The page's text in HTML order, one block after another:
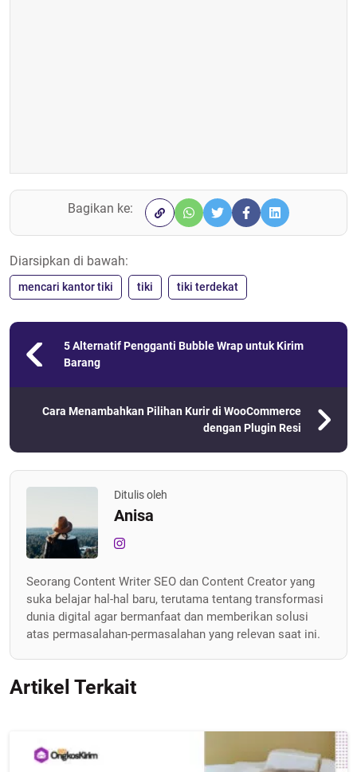
Bagikan ke:
Diarsipkan di bawah:
mencari kantor tiki tiki tiki terdekat
5 Alternatif Pengganti Bubble Wrap untuk Kirim
Barang
Cara Menambahkan Pilihan Kurir di WooCommerce
dengan Plugin Resi
Ditulis oleh
Anisa
Seorang Content Writer SEO dan Content Creator yang
suka belajar hal-hal baru, terutama tentang transformasi
dunia digital agar bermanfaat dan memberikan solusi
atas permasalahan-permasalahan yang relevan saat ini.
Artikel Terkait